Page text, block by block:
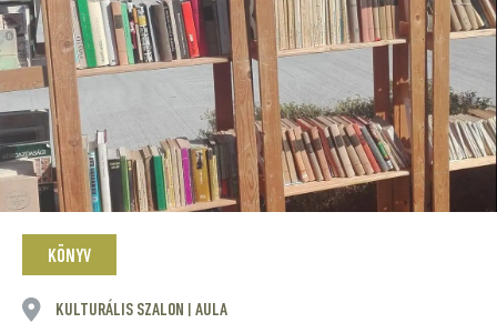
KÖNYV
KULTURÁLIS SZALON AULA